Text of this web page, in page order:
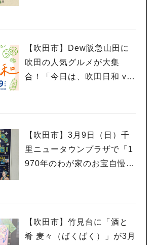
【吹田市】Dew阪急山田に
吹田の人気グルメが大集
合！「今日は、吹田日和 vo
【吹田市】3月9日（日）千
里ニュータウンプラザで「1
970年のわが家のお宝自慢大
【吹田市】竹見台に「酒と
肴 麦々（ばくばく）」が3月